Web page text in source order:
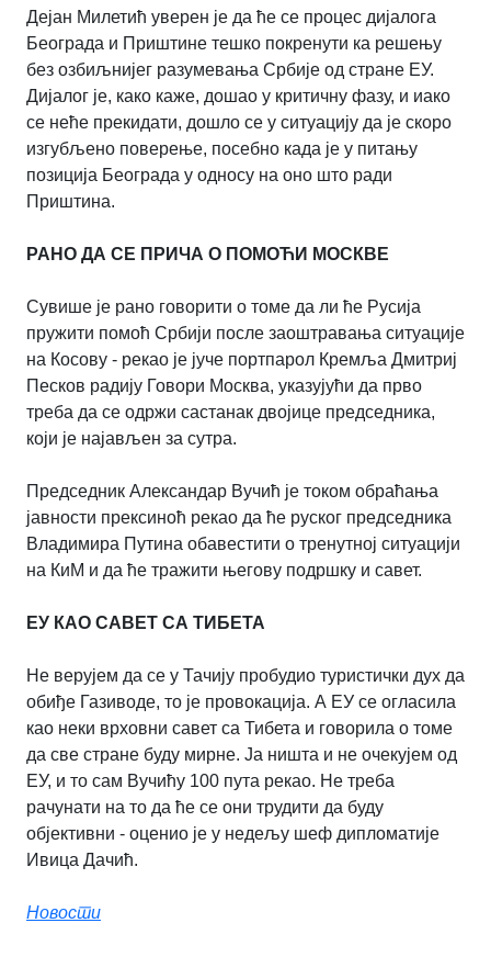
Дејан Милетић уверен је да ће се процес дијалога
Београда и Приштине тешко покренути ка решењу
без озбиљнијег разумевања Србије од стране ЕУ.
Дијалог је, како каже, дошао у критичну фазу, и иако
се неће прекидати, дошло се у ситуацију да је скоро
изгубљено поверење, посебно када је у питању
позиција Београда у односу на оно што ради
Приштина.
РАНО ДА СЕ ПРИЧА О ПОМОЋИ МОСКВЕ
Сувише је рано говорити о томе да ли ће Русија
пружити помоћ Србији после заоштравања ситуације
на Косову - рекао је јуче портпарол Кремља Дмитриј
Песков радију Говори Москва, указујући да прво
треба да се одржи састанак двојице председника,
који је најављен за сутра.
Председник Александар Вучић је током обраћања
јавности прексиноћ рекао да ће руског председника
Владимира Путина обавестити о тренутној ситуацији
на КиМ и да ће тражити његову подршку и савет.
ЕУ КАО САВЕТ СА ТИБЕТА
Не верујем да се у Тачију пробудио туристички дух да
обиђе Газиводе, то је провокација. А ЕУ се огласила
као неки врховни савет са Тибета и говорила о томе
да све стране буду мирне. Ја ништа и не очекујем од
ЕУ, и то сам Вучићу 100 пута рекао. Не треба
рачунати на то да ће се они трудити да буду
објективни - оценио је у недељу шеф дипломатије
Ивица Дачић.
Новости